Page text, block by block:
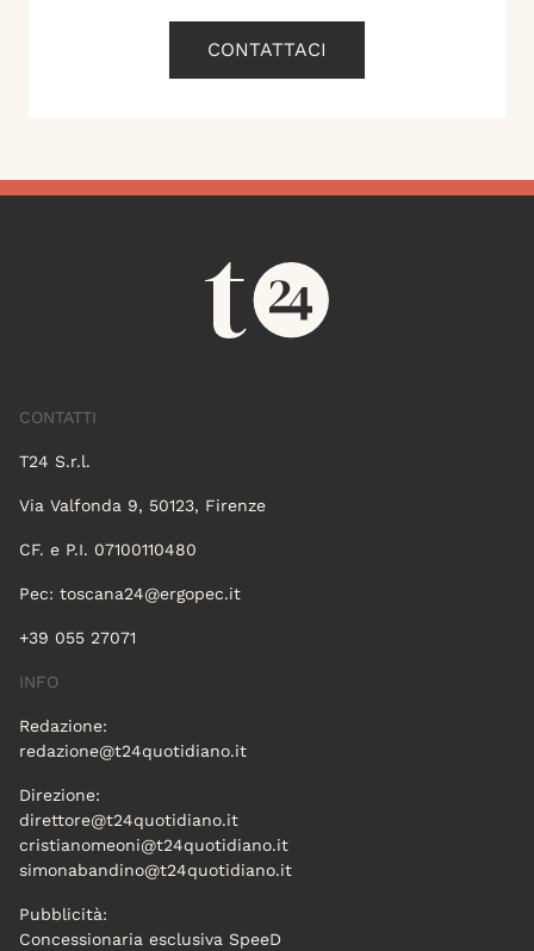
CONTATTACI
CONTATTI
T24 S.r.l.
Via Valfonda 9, 50123, Firenze
CF. e P.I. 07100110480
Pec: toscana24@ergopec.it
+39 055 27071
INFO
Redazione:
redazione@t24quotidiano.it
Direzione:
direttore@t24quotidiano.it
cristianomeoni@t24quotidiano.it
simonabandino@t24quotidiano.it
Pubblicità:
Concessionaria esclusiva SpeeD